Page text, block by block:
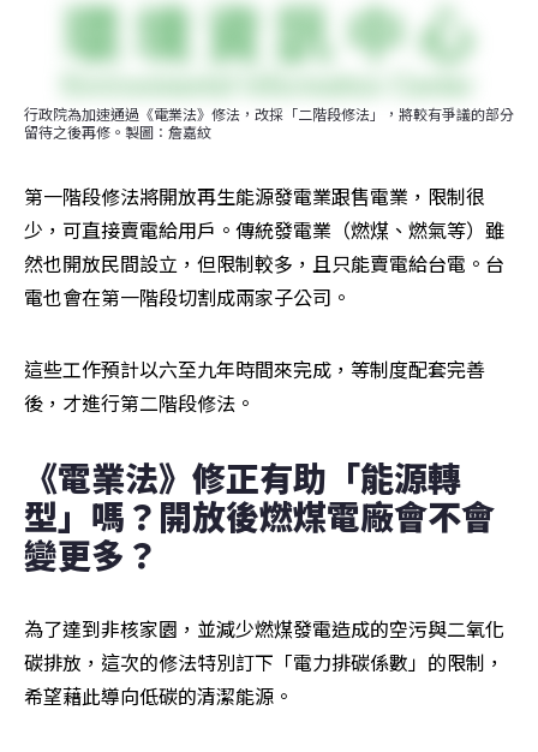
行政院為加速通過《電業法》修法，改採「二階段修法」，將較有爭議的部分
留待之後再修。製圖：詹嘉紋
第一階段修法將開放再生能源發電業跟售電業，限制很
少，可直接賣電給用戶。傳統發電業（燃煤、燃氣等）雖
然也開放民間設立，但限制較多，且只能賣電給台電。台
電也會在第一階段切割成兩家子公司。
這些工作預計以六至九年時間來完成，等制度配套完善
後，才進行第二階段修法。
《電業法》修正有助「能源轉
型」嗎？開放後燃煤電廠會不會
變更多？
為了達到非核家園，並減少燃煤發電造成的空污與二氧化
碳排放，這次的修法特別訂下「電力排碳係數」的限制，
希望藉此導向低碳的清潔能源。